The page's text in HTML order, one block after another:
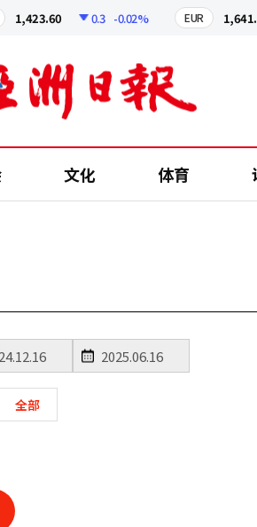
1,423.60 0.3 -0.02% EUR 1,641.84
文化 体育
全部